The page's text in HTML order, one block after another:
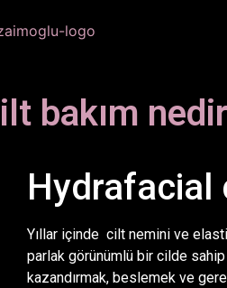
bakım
Hydrafacial
Yıllar içinde cilt nemini ve
parlak görünümlü bir cilde
kazandırmak, beslemek ve